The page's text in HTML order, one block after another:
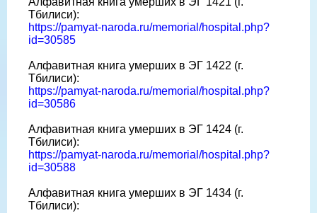
Тбилиси):
https://pamyat-naroda.ru/memorial/hospital.php?
id=30585
Алфавитная книга умерших в ЭГ 1422 (г.
Тбилиси):
https://pamyat-naroda.ru/memorial/hospital.php?
id=30586
Алфавитная книга умерших в ЭГ 1424 (г.
Тбилиси):
https://pamyat-naroda.ru/memorial/hospital.php?
id=30588
Алфавитная книга умерших в ЭГ 1434 (г.
Тбилиси):